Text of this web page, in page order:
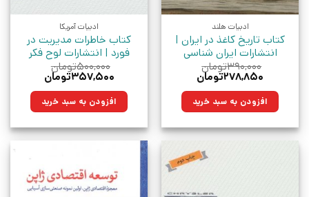
ادبیات هلند
کتاب تاریخ کاغذ در ایران |
انتشارات ایران شناسی
۳۹۰,۰۰۰تومان
قیمت
۳۹۰,۰۰۰تومان
بود.
۲۷۸,۸۵۰تومان
۲۷۸,۸۵۰تومان.افزودن به سبد خرید
ادبیات آمریکا
کتاب خاطرات مدیریت در
فورد | انتشارات لوح فکر
۵۰۰,۰۰۰تومان
قیمت
۵۰۰,۰۰۰تومان
بود.
۳۵۷,۵۰۰تومان
۳۵۷,۵۰۰تومان.افزودن به سبد خرید